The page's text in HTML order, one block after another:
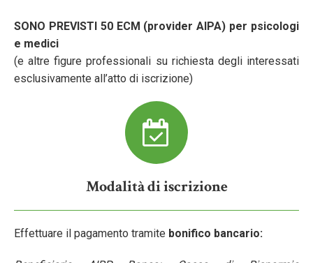
SONO PREVISTI 50 ECM (provider AIPA) per psicologi
e medici
(e altre figure professionali su richiesta degli interessati
esclusivamente all’atto di iscrizione)
Modalità di iscrizione
Effettuare il pagamento tramite bonifico bancario: